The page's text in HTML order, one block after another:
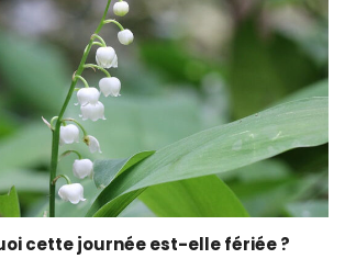
cette journée est-elle fériée ?